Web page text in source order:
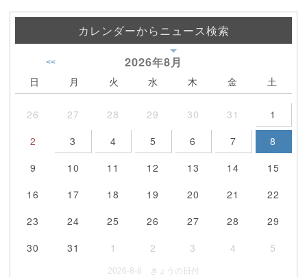
カレンダーからニュース検索
2026年8月
<<
日 月 火 水 木 金 土
26 27 28 29 30 31
1
2
3 4 5 6 7
8
9
10 11 12 13 14
15
16
17 18 19 20 21
22
23
24 25 26 27 28
29
30
31 1 2 3 4 5
2026-8-8 きょうの日付